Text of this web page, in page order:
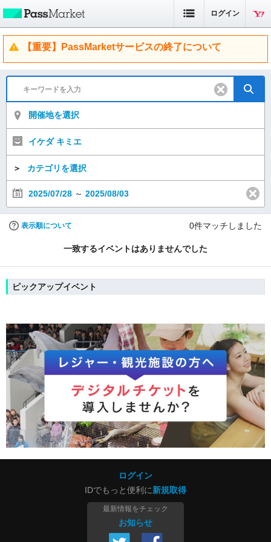
ログイン
【重要】PassMarketサービスの終了について
開催地を選択
イケダ キミエ
＞ カテゴリを選択
2025/07/28 ～ 2025/08/03
表示順について 0件マッチしました
一致するイベントはありませんでした
ピックアップイベント
ログイン
IDでもっと便利に新規取得
最新情報をチェック
お知らせ